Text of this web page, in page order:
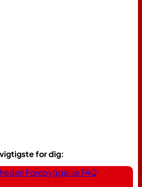
for dig:
Forebyggelse FAQ